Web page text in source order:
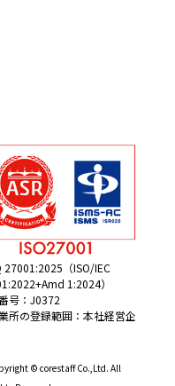
27001:2025（ISO/IEC
1:2024）
号：J0372
所の登録範囲：本社経営企
© corestaff Co.,Ltd. All